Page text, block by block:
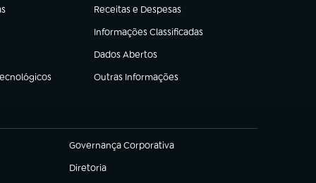
Receitas e Despesas
(abre em nova aba)
Informações Classificadas
(abre em nova aba)
Dados Abertos
(abre em nova aba)
Outras Informações
(abre em nova aba)
Governança Corporativa
(abre em nova aba)
Diretoria
(abre em nova aba)